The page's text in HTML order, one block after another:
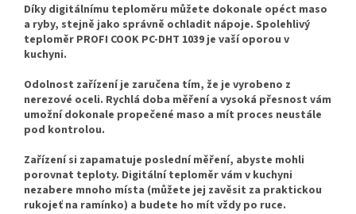
Díky digitálnímu teploměru můžete dokonale opéct maso
a ryby, stejně jako správně ochladit nápoje. Spolehlivý
teploměr PROFI COOK PC-DHT 1039 je vaší oporou v
kuchyni.
Odolnost zařízení je zaručena tím, že je vyrobeno z
nerezové oceli. Rychlá doba měření a vysoká přesnost vám
umožní dokonale propečené maso a mít proces neustále
pod kontrolou.
Zařízení si zapamatuje poslední měření, abyste mohli
porovnat teploty. Digitální teploměr vám v kuchyni
nezabere mnoho místa (můžete jej zavěsit za praktickou
rukojeť na ramínko) a budete ho mít vždy po ruce.